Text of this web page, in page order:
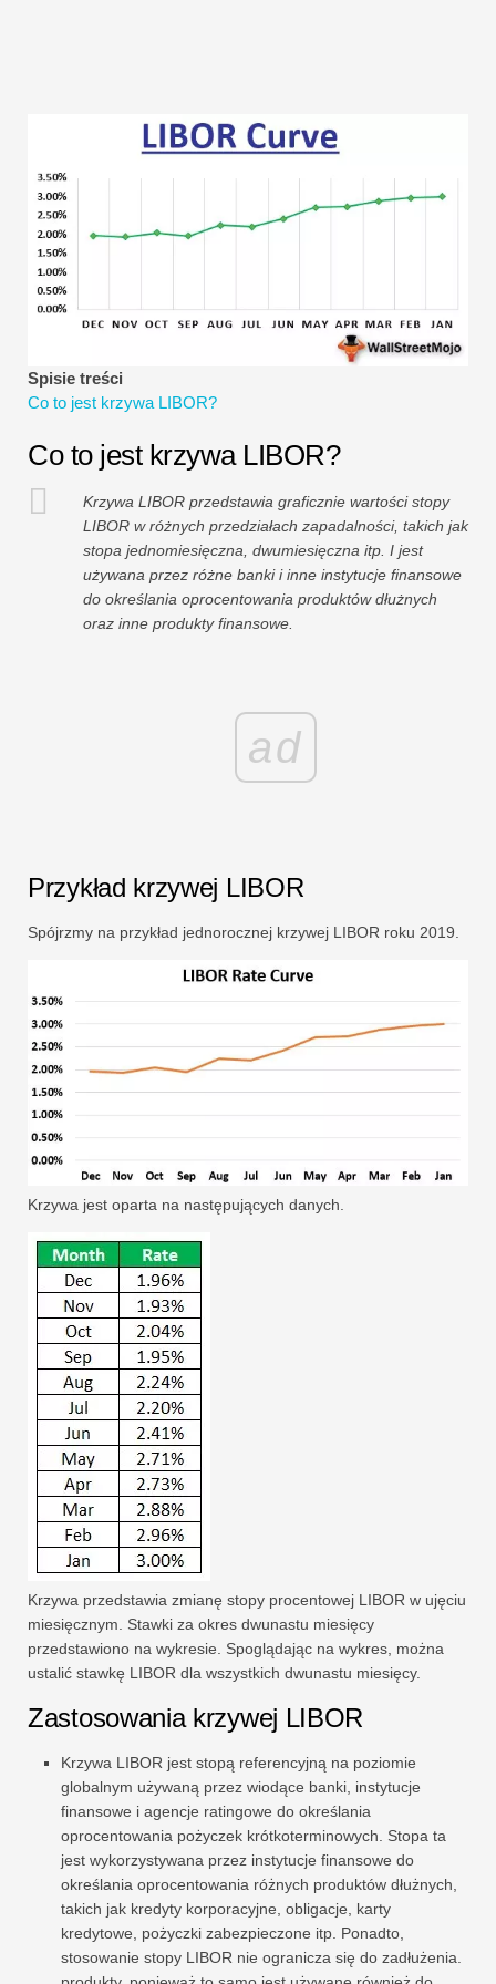
Spisie treści
Co to jest krzywa LIBOR?
Co to jest krzywa LIBOR?
Krzywa LIBOR przedstawia graficznie wartości stopy
LIBOR w różnych przedziałach zapadalności, takich jak
stopa jednomiesięczna, dwumiesięczna itp. I jest
używana przez różne banki i inne instytucje finansowe
do określania oprocentowania produktów dłużnych
oraz inne produkty finansowe.
ad
Przykład krzywej LIBOR
Spójrzmy na przykład jednorocznej krzywej LIBOR roku 2019.
Krzywa jest oparta na następujących danych.
Krzywa przedstawia zmianę stopy procentowej LIBOR w ujęciu
miesięcznym. Stawki za okres dwunastu miesięcy
przedstawiono na wykresie. Spoglądając na wykres, można
ustalić stawkę LIBOR dla wszystkich dwunastu miesięcy.
Zastosowania krzywej LIBOR
Krzywa LIBOR jest stopą referencyjną na poziomie
globalnym używaną przez wiodące banki, instytucje
finansowe i agencje ratingowe do określania
oprocentowania pożyczek krótkoterminowych. Stopa ta
jest wykorzystywana przez instytucje finansowe do
określania oprocentowania różnych produktów dłużnych,
takich jak kredyty korporacyjne, obligacje, karty
kredytowe, pożyczki zabezpieczone itp. Ponadto,
stosowanie stopy LIBOR nie ogranicza się do zadłużenia.